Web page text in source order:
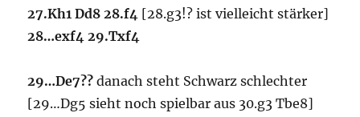
27.Kh1 Dd8 28.f4 [28.g3!? ist vielleicht stärker]
28…exf4 29.Txf4
29…De7??danach steht Schwarz schlechter
[29…Dg5 sieht noch spielbar aus 30.g3 Tbe8]